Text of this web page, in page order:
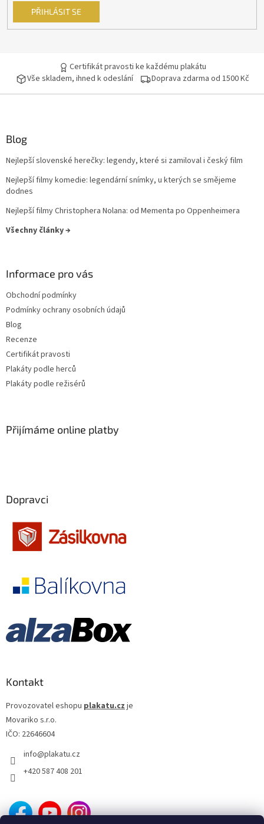
PŘIHLÁSIT SE
Certifikát pravosti ke každému plakátu
Vše skladem, ihned k odeslání
Doprava zdarma od 1500 Kč
Blog
Nejlepší slovenské herečky: legendy, které si zamiloval i český film
Nejlepší filmy komedie: legendární snímky, u kterých se smějeme
dodnes
Nejlepší filmy Christophera Nolana: od Mementa po Oppenheimera
Všechny články →
Informace pro vás
Obchodní podmínky
Podmínky ochrany osobních údajů
Blog
Recenze
Certifikát pravosti
Plakáty podle herců
Plakáty podle režisérů
Přijímáme online platby
Dopravci
Kontakt
Provozovatel eshopu plakatu.czje
Movariko s.r.o.
IČO: 22646604
info@plakatu.cz
+420 587 408 201